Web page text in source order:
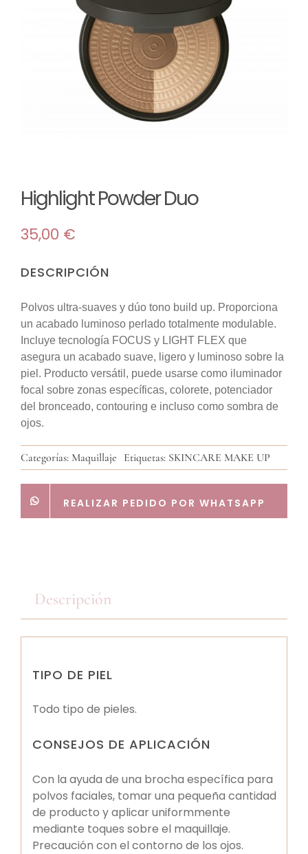
MI CUENTA
Velas
Highlight Powder Duo
35,00 €
DESCRIPCIÓN
Polvos ultra-suaves y dúo tono build up. Proporciona
un acabado luminoso perlado totalmente modulable.
Incluye tecnología FOCUS y LIGHT FLEX que
asegura un acabado suave, ligero y luminoso sobre la
piel. Producto versátil, puede usarse como iluminador
focal sobre zonas específicas, colorete, potenciador
del bronceado, contouring e incluso como sombra de
ojos.
Categorías: Maquillaje Etiquetas: SKINCARE MAKE UP
REALIZAR PEDIDO POR WHATSAPP
Descripción
TIPO DE PIEL
Todo tipo de pieles.
CONSEJOS DE APLICACIÓN
Con la ayuda de una brocha específica para
polvos faciales, tomar una pequeña cantidad
de producto y aplicar uniformmente
mediante toques sobre el maquillaje.
Precaución con el contorno de los ojos.